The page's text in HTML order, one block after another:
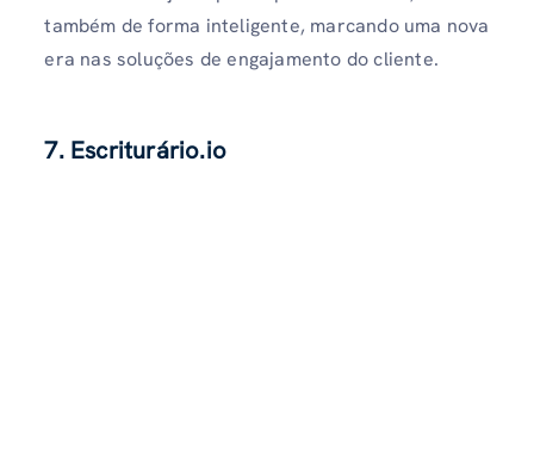
também de forma inteligente, marcando uma nova
era nas soluções de engajamento do cliente.
7. Escriturário.io